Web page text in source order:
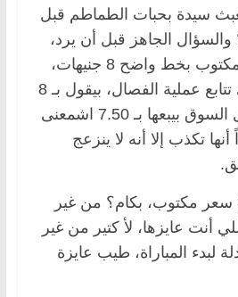
سيدة بحبات الطماطم قبل
والسؤال الجاهز قبل أن يرد،
ليه؟ رغم أن السعر مكتوب بخط واضح 8 جنيهات،
تستعين بسيدة أخرى تتابع عملية الفصال، بيقول بـ 8
جنيه، ترد السيدة: كل السوق بيبعها بـ 7.50 اشمعنى
أنها تكذب إلا أنه لا ينزعج
مكتوب، بكام؟ من غير
عايزها، لأ كتير من غير
لبدء المباراة، طيب عايزة